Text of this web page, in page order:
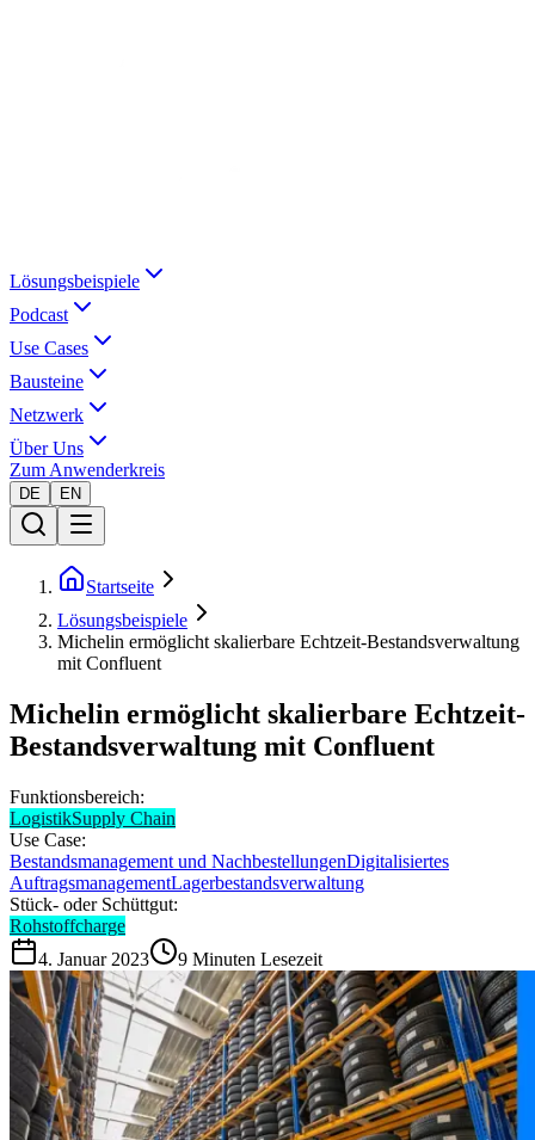
Lösungsbeispiele
Podcast
Use Cases
Bausteine
Netzwerk
Über Uns
Zum Anwenderkreis
DE EN
Startseite
Lösungsbeispiele
Michelin ermöglicht skalierbare Echtzeit-Bestandsverwaltung
mit Confluent
Michelin ermöglicht skalierbare Echtzeit-
Bestandsverwaltung mit Confluent
Funktionsbereich:
LogistikSupply Chain
Use Case:
Bestandsmanagement und NachbestellungenDigitalisiertes
AuftragsmanagementLagerbestandsverwaltung
Stück- oder Schüttgut:
Rohstoffcharge
4. Januar 2023
9 Minuten Lesezeit